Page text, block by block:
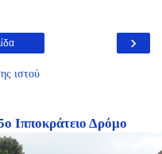
›
ιστού
Ιπποκράτειο Δρόμο